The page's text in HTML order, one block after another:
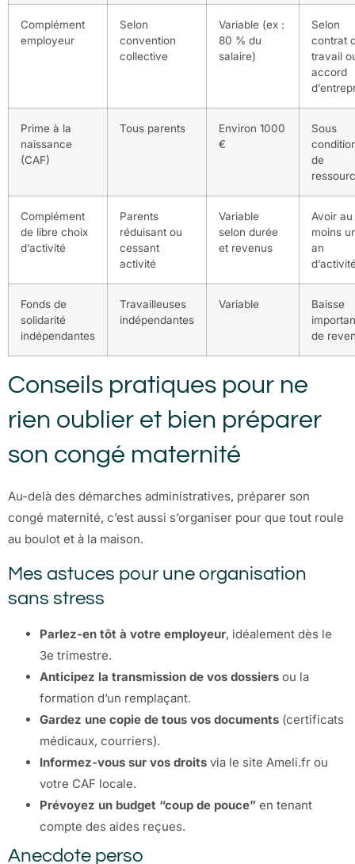
Complément
employeur
Selon
convention
collective
Variable (ex :
80 % du
salaire)
Selon
contrat
travail
accord
Prime à la
naissance
(CAF)
Tous parents
Environ 1000
€
Sous
de
Complément
de libre choix
d’activité
Parents
réduisant ou
cessant
activité
Variable
selon durée
et revenus
Avoir au
moins
an
Fonds de
solidarité
indépendantes
Travailleuses
indépendantes
Variable
Baisse
de
Conseils pratiques pour ne
rien oublier et bien préparer
son congé maternité
Au-delà des démarches administratives, préparer son
congé maternité, c’est aussi s’organiser pour que tout roule
au boulot et à la maison.
Mes astuces pour une organisation
sans stress
Parlez-en tôt à votre employeur, idéalement dès le
3e trimestre.
Anticipez la transmission de vos dossiers ou la
formation d’un remplaçant.
Gardez une copie de tous vos documents (certificats
médicaux, courriers).
Informez-vous sur vos droits via le site Ameli.fr ou
votre CAF locale.
Prévoyez un budget “coup de pouce” en tenant
compte des aides reçues.
Anecdote perso